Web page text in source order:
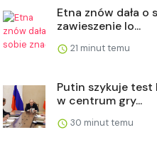
Etna znów dała o
zawieszenie lo...
21 minut temu
Putin szykuje test
w centrum gry...
30 minut temu